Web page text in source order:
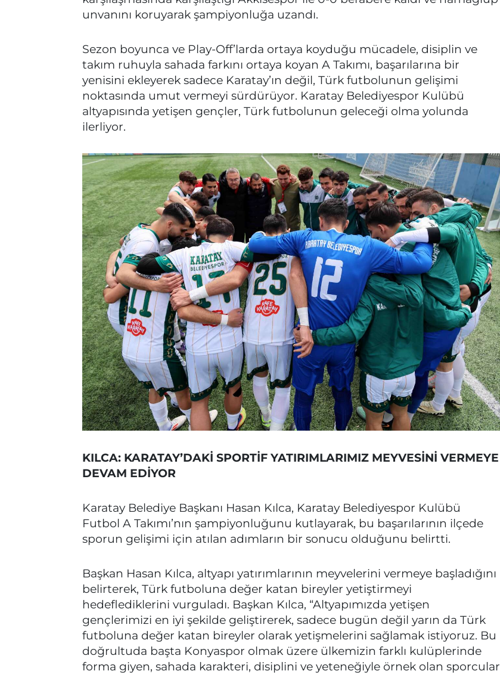
unvanını koruyarak şampiyonluğa uzandı.
Sezon boyunca ve Play-Off’larda ortaya koyduğu mücadele, disiplin ve
takım ruhuyla sahada farkını ortaya koyan A Takımı, başarılarına bir
yenisini ekleyerek sadece Karatay’ın değil, Türk futbolunun gelişimi
noktasında umut vermeyi sürdürüyor. Karatay Belediyespor Kulübü
altyapısında yetişen gençler, Türk futbolunun geleceği olma yolunda
ilerliyor.
KILCA: KARATAY’DAKİ SPORTİF YATIRIMLARIMIZ MEYVESİNİ VERMEYE
DEVAM EDİYOR
Karatay Belediye Başkanı Hasan Kılca, Karatay Belediyespor Kulübü
Futbol A Takımı’nın şampiyonluğunu kutlayarak, bu başarılarının ilçede
sporun gelişimi için atılan adımların bir sonucu olduğunu belirtti.
Başkan Hasan Kılca, altyapı yatırımlarının meyvelerini vermeye başladığını
belirterek, Türk futboluna değer katan bireyler yetiştirmeyi
hedeflediklerini vurguladı. Başkan Kılca, “Altyapımızda yetişen
gençlerimizi en iyi şekilde geliştirerek, sadece bugün değil yarın da Türk
futboluna değer katan bireyler olarak yetişmelerini sağlamak istiyoruz. Bu
doğrultuda başta Konyaspor olmak üzere ülkemizin farklı kulüplerinde
forma giyen, sahada karakteri, disiplini ve yeteneğiyle örnek olan sporcular